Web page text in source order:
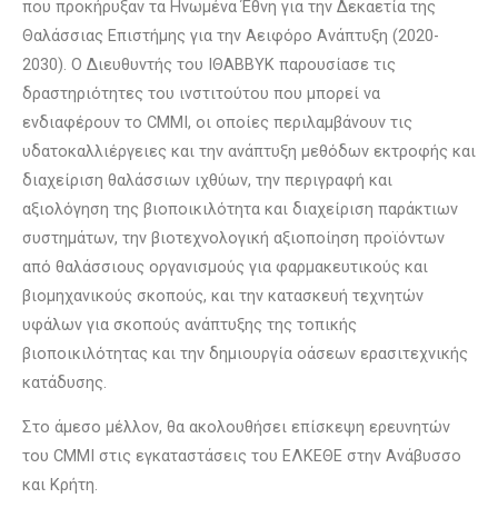
που προκήρυξαν τα Ηνωμένα Έθνη για την Δεκαετία της
Θαλάσσιας Επιστήμης για την Αειφόρο Ανάπτυξη (2020-
2030). Ο Διευθυντής του ΙΘΑΒΒΥΚ παρουσίασε τις
δραστηριότητες του ινστιτούτου που μπορεί να
ενδιαφέρουν το CMMI, οι οποίες περιλαμβάνουν τις
υδατοκαλλιέργειες και την ανάπτυξη μεθόδων εκτροφής και
διαχείριση θαλάσσιων ιχθύων, την περιγραφή και
αξιολόγηση της βιοποικιλότητα και διαχείριση παράκτιων
συστημάτων, την βιοτεχνολογική αξιοποίηση προϊόντων
από θαλάσσιους οργανισμούς για φαρμακευτικούς και
βιομηχανικούς σκοπούς, και την κατασκευή τεχνητών
υφάλων για σκοπούς ανάπτυξης της τοπικής
βιοποικιλότητας και την δημιουργία οάσεων ερασιτεχνικής
κατάδυσης.
Στο άμεσο μέλλον, θα ακολουθήσει επίσκεψη ερευνητών
του CMMI στις εγκαταστάσεις του ΕΛΚΕΘΕ στην Ανάβυσσο
και Κρήτη.